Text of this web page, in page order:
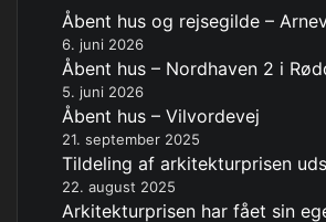
Åbent hus og rejsegilde –
6. juni 2026
Åbent hus – Nordhaven 2 i
5. juni 2026
Åbent hus – Vilvordevej
21. september 2025
Tildeling af arkitekturprisen
22. august 2025
Arkitekturprisen har fået sin